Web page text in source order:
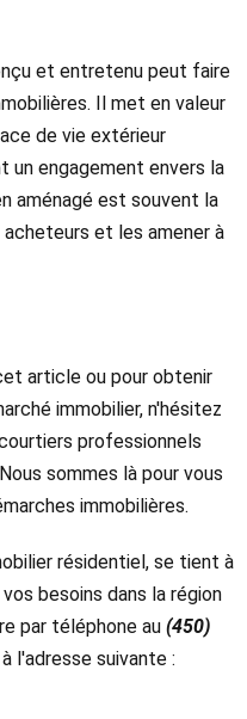
et entretenu peut faire
Il met en valeur
de vie extérieur
engagement envers la
aménagé est souvent la
et les amener à
article ou pour obtenir
immobilier, n'hésitez
professionnels
sommes là pour vous
immobilières.
résidentiel, se tient à
besoins dans la région
par téléphone au (450)
l'adresse suivante :